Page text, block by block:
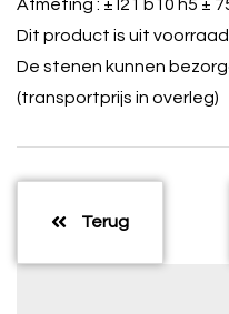
Afmeting : ± l21 b10 h5 ±
Dit product is uit
De stenen kunnen
(transportprijs in overleg)
Terug